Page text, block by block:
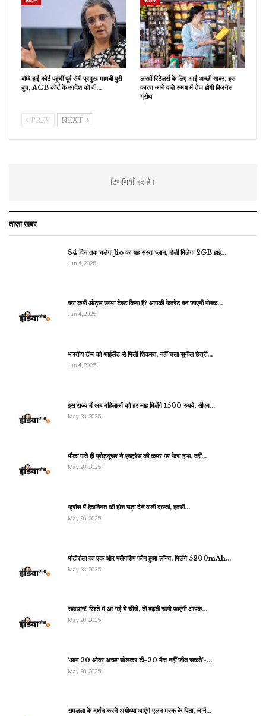
बॉम्बे हाई कोर्ट पहुंचीं पूर्व सेबी प्रमुख माधबी पुरी
बुच, ACB कोर्ट के आदेश को दी…
लाखों रिटेलर्स के लिए आई अच्छी खबर, इस
कारण आने वाले समय में तेज होगी बिजनेस
ग्रोथ
PREV NEXT
टिप्पणियाँ बंद हैं।
ताज़ा खबर
84 दिन तक चलेगा Jio का यह सस्ता प्लान, डेली मिलेगा 2GB हाई…
Jun 4, 2025
क्या कभी ओट्स उपमा टेस्ट किया है? आपकी फेवरेट बन जाएगी पोषक…
Jun 4, 2025
भारतीय टीम को थाईलैंड से मिली शिकस्त, नहीं चला सुनील छेत्री…
Jun 4, 2025
इस राज्य में अब महिलाओं को हर माह मिलेंगे 1500 रुपये, सीएम…
May 28, 2025
मौका पाते ही प्रोड्यूसर ने एक्ट्रेस की कमर पर फेरा हाथ, वहीं…
May 28, 2025
फ्रांस में हैवानियत की होश उड़ा देने वाली दास्तां, हवसी…
May 28, 2025
मोटोरोला का एक और फ्लैगशिप फोन हुआ लॉन्च, मिलेंगे 5200mAh…
May 28, 2025
सावधान! रिश्ते में आ गई ये चीजें, तो बढ़ती चली जाएंगी आपके…
May 28, 2025
‘आप 20 ओवर अच्छा खेलकर टी-20 मैच नहीं जीत सकते’-…
May 28, 2025
रामलला के दर्शन करने अयोध्या आएंगे एलन मस्क के पिता, जानें…